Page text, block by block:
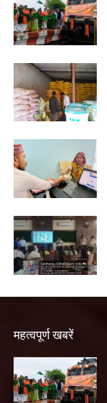
महत्वपूर्ण खबरें